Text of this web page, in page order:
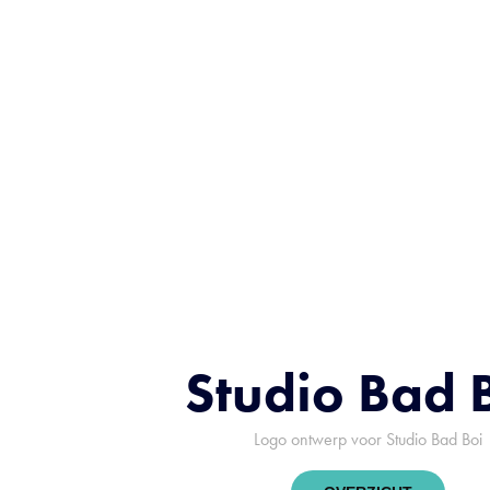
Studio Bad
Logo ontwerp voor Studio Bad Boi